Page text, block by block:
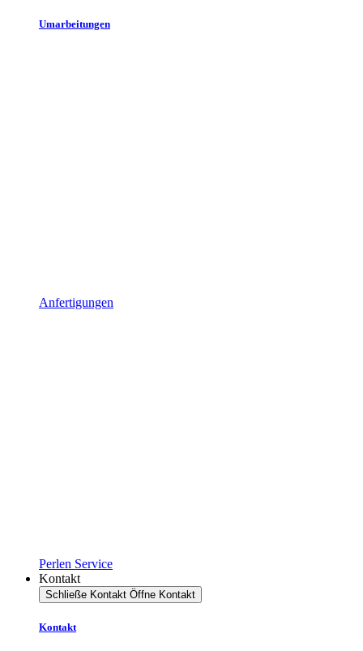
Umarbeitungen
Anfertigungen
Perlen Service
Kontakt
Schließe Kontakt Öffne Kontakt
Kontakt